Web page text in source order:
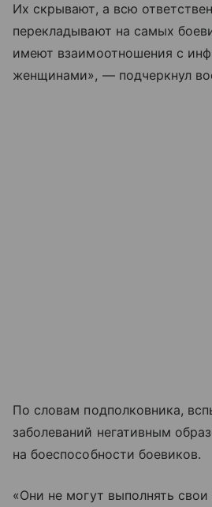
Их скрывают, а всю
перекладывают на самых
имеют взаимоотношения с
женщинами», — подчеркнул
По словам подполковника,
заболеваний негативным
на боеспособности боевиков.
«Они не могут выполнять